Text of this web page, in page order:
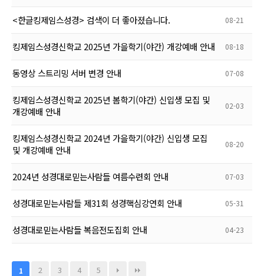
<한글킹제임스성경> 검색이 더 좋아졌습니다. 08-21
킹제임스성경신학교 2025년 가을학기(야간) 개강예배 안내 08-18
동영상 스트리밍 서버 변경 안내 07-08
킹제임스성경신학교 2025년 봄학기(야간) 신입생 모집 및
개강예배 안내
02-03
킹제임스성경신학교 2024년 가을학기(야간) 신입생 모집
및 개강예배 안내
08-20
2024년 성경대로믿는사람들 여름수련회 안내 07-03
성경대로믿는사람들 제31회 성경핵심강연회 안내 05-31
성경대로믿는사람들 복음전도집회 안내 04-23
1 2 3 4 5